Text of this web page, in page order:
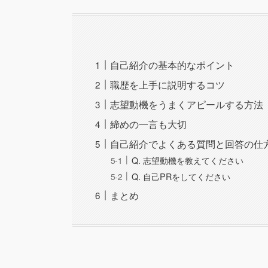
自己紹介の基本的なポイント
職歴を上手に説明するコツ
志望動機をうまくアピールする方法
締めの一言も大切
自己紹介でよくある質問と回答の仕
Q. 志望動機を教えてください
Q. 自己PRをしてください
まとめ